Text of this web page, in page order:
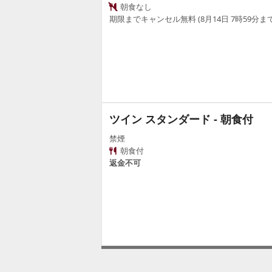
朝食なし
期限までキャンセル無料 (8月14日 7時59分ま
ツイン スタンダード - 朝食付
禁煙
朝食付
返金不可